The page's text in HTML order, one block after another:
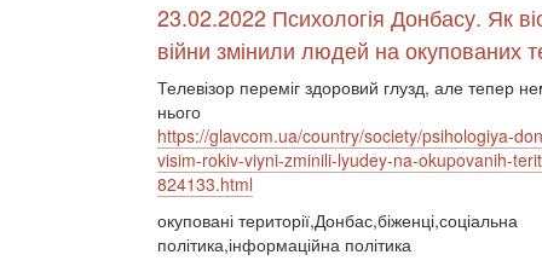
23.02.2022 Психологія Донбасу. Як
війни змінили людей на окупованих
Телевізор переміг здоровий глузд, але тепер
нього
https://glavcom.ua/country/society/psihologiya-
visim-rokiv-viyni-zminili-lyudey-na-okupovanih-
824133.html
окуповані території,Донбас,біженці,соціальна
політика,інформаційна політика